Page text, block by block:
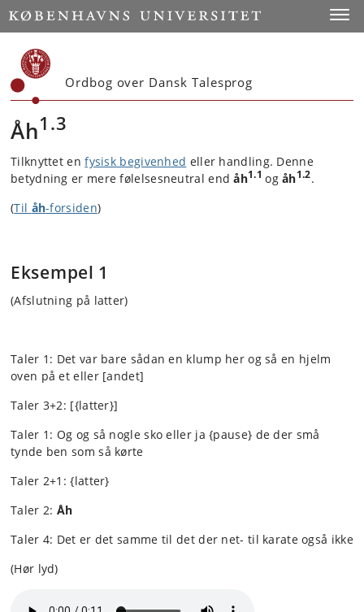
Start
Ordbog over Dansk Talesprog
Åh1.3
Tilknyttet enfysisk begivenhed eller handling. Denne
betydning er mere følelsesneutral endåh1.1 ogåh1.2.
(Til åh-forsiden)
Eksempel 1
(Afslutning på latter)
Taler 1: Det var bare sådan en klump her og så en hjelm
oven på et eller [andet]
Taler 3+2: [{latter}]
Taler 1: Og og så nogle sko eller ja {pause} de der små
tynde ben som så kørte
Taler 2+1: {latter}
Taler 2: Åh
Taler 4: Det er det samme til det der net- til karate også ikke
(Hør lyd)